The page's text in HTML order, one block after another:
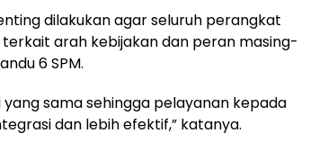
dilakukan agar seluruh perangkat
arah kebijakan dan peran masing-
6 SPM.
yang sama sehingga pelayanan kepada
dan lebih efektif,” katanya.